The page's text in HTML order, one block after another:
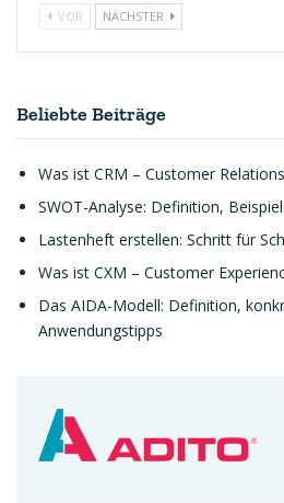
VOR NÄCHSTER
Beliebte Beiträge
Was ist CRM – Customer
SWOT-Analyse: Definition,
Lastenheft erstellen: Schritt für
Was ist CXM – Customer
Das AIDA-Modell: Definition,
Anwendungstipps